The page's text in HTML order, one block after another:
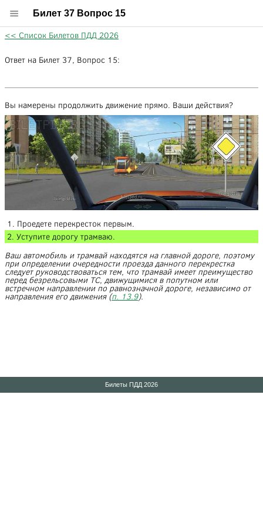
Билет 37 Вопрос 15
<< Список Билетов ПДД 2026
Ответ на Билет 37, Вопрос 15:
Вы намерены продолжить движение прямо. Ваши действия?
1. Проедете перекресток первым.
2. Уступите дорогу трамваю.
Ваш автомобиль и трамвай находятся на главной дороге, поэтому
при определении очередности проезда данного перекрестка
следует руководствоваться тем, что трамвай имеет преимущество
перед безрельсовыми ТС, движущимися в попутном или
встречном направлении по равнозначной дороге, независимо от
направления его движения (п. 13.9).
Билеты ПДД 2026